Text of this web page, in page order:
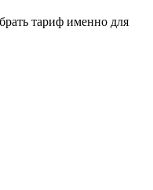
тариф именно для